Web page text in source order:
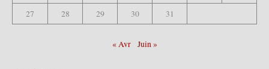
27
28 29 30 31
« Avr Juin »